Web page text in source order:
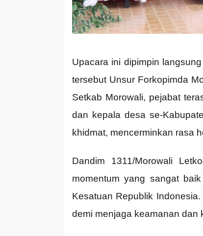
Upacara ini dipimpin
tersebut Unsur Forkopimda
Setkab Morowali, pejabat
dan kepala desa se-
khidmat, mencerminkan rasa
Dandim 1311/Morowali
momentum yang sangat
Kesatuan Republik
demi menjaga keamanan dan